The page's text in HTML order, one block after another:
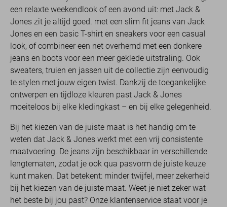
een relaxte weekendlook of een avond uit: met Jack &
Jones zit je altijd goed. met een slim fit jeans van Jack
Jones en een basic T-shirt en sneakers voor een casual
look, of combineer een net overhemd met een donkere
jeans en boots voor een meer geklede uitstraling. Ook
sweaters, truien en jassen uit de collectie zijn eenvoudig
te stylen met jouw eigen twist. Dankzij de toegankelijke
ontwerpen en tijdloze kleuren past Jack & Jones
moeiteloos bij elke kledingkast – en bij elke gelegenheid.
Bij het kiezen van de juiste maat is het handig om te
weten dat Jack & Jones werkt met een vrij consistente
maatvoering. De jeans zijn beschikbaar in verschillende
lengtematen, zodat je ook qua pasvorm de juiste keuze
kunt maken. Dat betekent: minder twijfel, meer zekerheid
bij het kiezen van de juiste maat. Weet je niet zeker wat
het beste bij jou past? Onze klantenservice staat voor je